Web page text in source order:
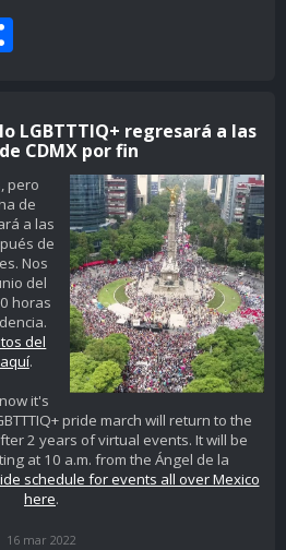
LGBTTTIQ+ regresará a las
CDMX por fin
pero
de
a las
de
Nos
del
horas
del
.
it's
pride march will return to the
2 years of virtual events. It will be
at 10 a.m. from the Ángel de la
schedule for events all over Mexico
here.
16 mar 2022